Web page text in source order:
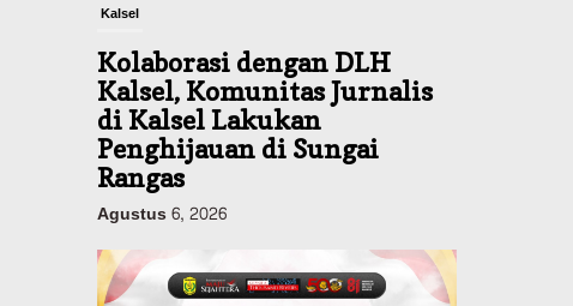
Kalsel
Kolaborasi dengan DLH
Kalsel, Komunitas Jurnalis
di Kalsel Lakukan
Penghijauan di Sungai
Rangas
Agustus 6, 2026
Headline Pemerintahan